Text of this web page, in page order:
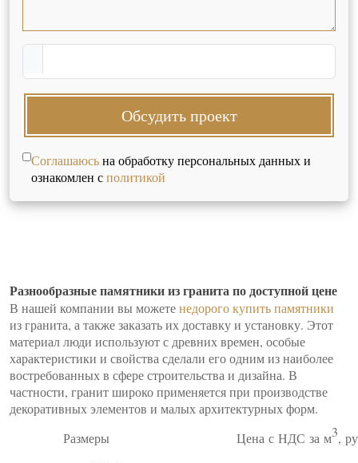
Обсудить проект
Соглашаюсьна обработку персональных данных и
ознакомлен сполитикой
Разнообразные памятники из гранита по доступной цене
В нашей компании вы можетенедорого купить памятники
из гранита, а также заказать их доставку и установку. Этот
материал люди используют с древних времен, особые
характеристики и свойства сделали его одним из наиболее
востребованных в сфере строительства и дизайна. В
частности, гранит широко применяется при производстве
декоративных элементов и малых архитектурных форм.
Размеры
Цена с НДС за м3,